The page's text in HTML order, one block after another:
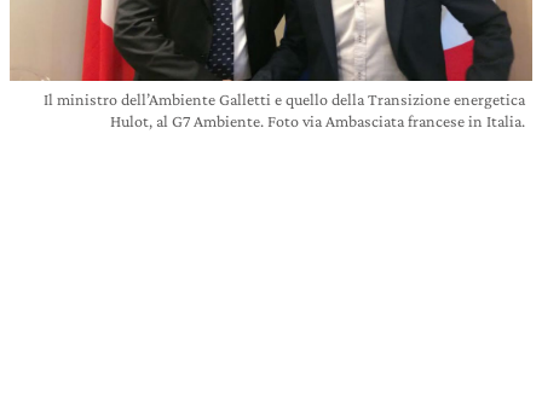
Il ministro dell’Ambiente Galletti e quello della Transizione energetica
Hulot, al G7 Ambiente. Foto via Ambasciata francese in Italia.